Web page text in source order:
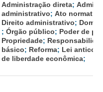
Administração direta;
administrativo; Ato normativo
Direito administrativo;
; Órgão público; Poder de
Propriedade;
básico; Reforma; Lei
de liberdade econômica;